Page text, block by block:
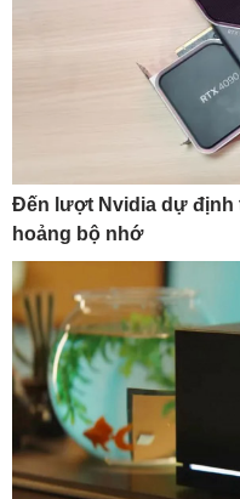
Đến lượt Nvidia dự định
hoảng bộ nhớ